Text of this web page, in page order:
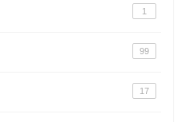
1
99
17